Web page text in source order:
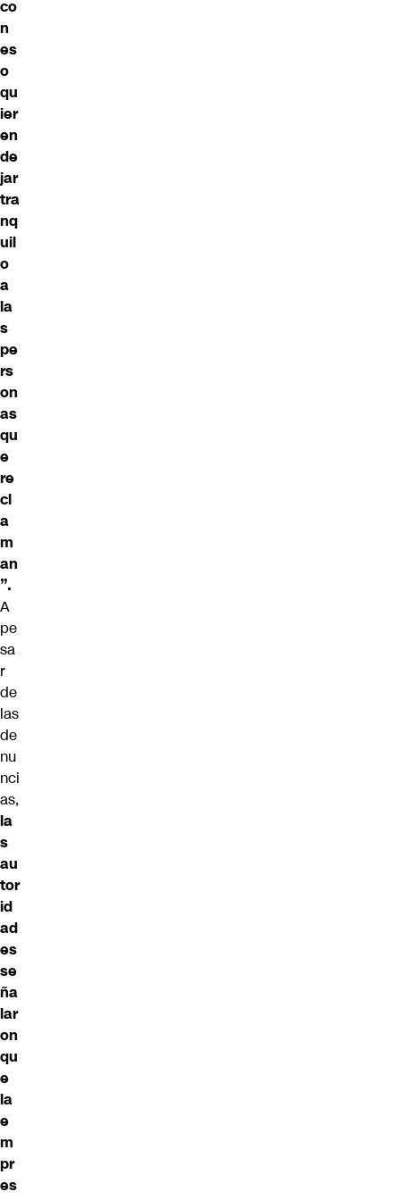
co
n
es
o
qu
ier
en
de
jar
tra
nq
uil
o
a
la
s
pe
rs
on
as
qu
e
re
cl
a
m
an
”.
A
pe
sa
r
de
las
de
nu
nci
as,
la
s
au
tor
id
ad
es
se
ña
lar
on
qu
e
la
e
m
pr
es